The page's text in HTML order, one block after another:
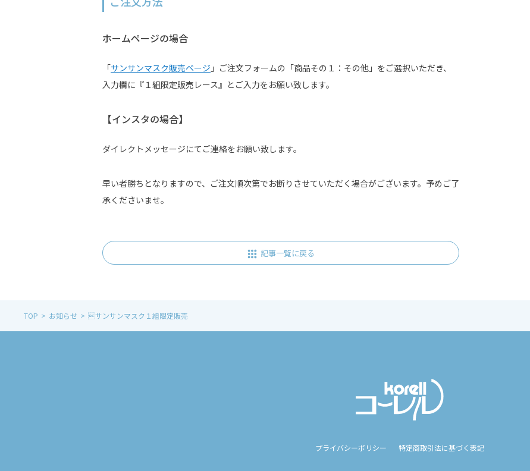
ホームページの場合
「サンサンマスク販売ページ 」ご注文フォームの「商品その１：その他」をご選択いただき、
入力欄に『１組限定販売レース』とご入力をお願い致します。
【インスタの場合】
ダイレクトメッセージにてご連絡をお願い致します。
早い者勝ちとなりますので、ご注文順次第でお断りさせていただく場合がございます。予めご了
承くださいませ。
記事一覧に戻る
TOP お知らせ サンサンマスク１組限定販売
プライバシーポリシー 特定商取引法に基づく表記